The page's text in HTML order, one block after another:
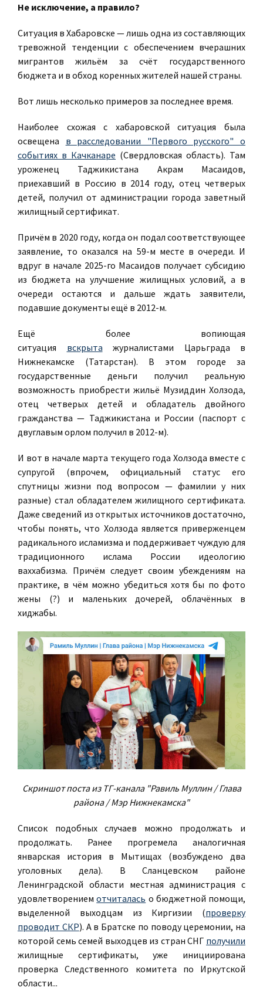
Не исключение, а правило?
Ситуация в Хабаровске — лишь одна из составляющих
тревожной тенденции с обеспечением вчерашних
мигрантов жильём за счёт государственного
бюджета и в обход коренных жителей нашей страны.
Вот лишь несколько примеров за последнее время.
Наиболее схожая с хабаровской ситуация была
освещена в расследовании "Первого русского" о
событиях в Качканаре (Свердловская область). Там
уроженец Таджикистана Акрам Масаидов,
приехавший в Россию в 2014 году, отец четверых
детей, получил от администрации города заветный
жилищный сертификат.
Причём в 2020 году, когда он подал соответствующее
заявление, то оказался на 59-м месте в очереди. И
вдруг в начале 2025-го Масаидов получает субсидию
из бюджета на улучшение жилищных условий, а в
очереди остаются и дальше ждать заявители,
подавшие документы ещё в 2012-м.
Ещё более вопиющая
ситуация вскрыта журналистами Царьграда в
Нижнекамске (Татарстан). В этом городе за
государственные деньги получил реальную
возможность приобрести жильё Музиддин Холзода,
отец четверых детей и обладатель двойного
гражданства — Таджикистана и России (паспорт с
двуглавым орлом получил в 2012-м).
И вот в начале марта текущего года Холзода вместе с
супругой (впрочем, официальный статус его
спутницы жизни под вопросом — фамилии у них
разные) стал обладателем жилищного сертификата.
Даже сведений из открытых источников достаточно,
чтобы понять, что Холзода является приверженцем
радикального исламизма и поддерживает чуждую для
традиционного ислама России идеологию
ваххабизма. Причём следует своим убеждениям на
практике, в чём можно убедиться хотя бы по фото
жены (?) и маленьких дочерей, облачённых в
хиджабы.
Скриншот поста из ТГ-канала "Равиль Муллин / Глава
района / Мэр Нижнекамска"
Список подобных случаев можно продолжать и
продолжать. Ранее прогремела аналогичная
январская история в Мытищах (возбуждено два
уголовных дела). В Сланцевском районе
Ленинградской области местная администрация с
удовлетворениемотчиталась о бюджетной помощи,
выделенной выходцам из Киргизии (проверку
проводит СКР). А в Братске по поводу церемонии, на
которой семь семей выходцев из стран СНГ получили
жилищные сертификаты, уже инициирована
проверка Следственного комитета по Иркутской
области...